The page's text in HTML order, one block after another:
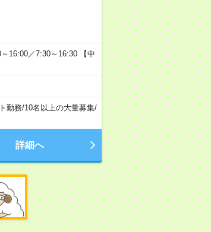
16:00／7:30～16:30 【中
勤務/10名以上の大量募集/
詳細へ